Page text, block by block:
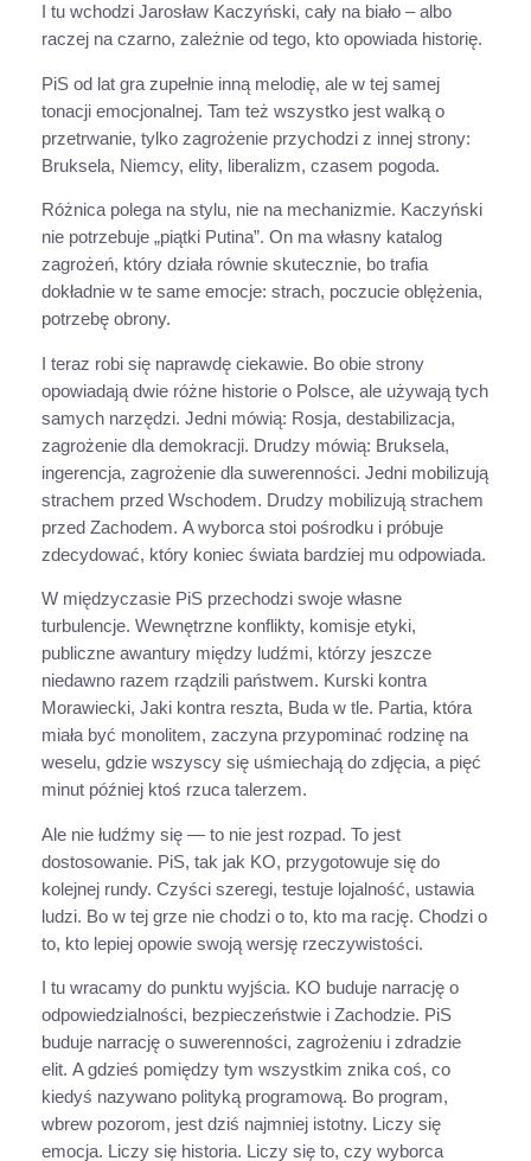
I tu wchodzi Jarosław Kaczyński, cały na biało – albo
raczej na czarno, zależnie od tego, kto opowiada historię.
PiS od lat gra zupełnie inną melodię, ale w tej samej
tonacji emocjonalnej. Tam też wszystko jest walką o
przetrwanie, tylko zagrożenie przychodzi z innej strony:
Bruksela, Niemcy, elity, liberalizm, czasem pogoda.
Różnica polega na stylu, nie na mechanizmie. Kaczyński
nie potrzebuje „piątki Putina”. On ma własny katalog
zagrożeń, który działa równie skutecznie, bo trafia
dokładnie w te same emocje: strach, poczucie oblężenia,
potrzebę obrony.
I teraz robi się naprawdę ciekawie. Bo obie strony
opowiadają dwie różne historie o Polsce, ale używają tych
samych narzędzi. Jedni mówią: Rosja, destabilizacja,
zagrożenie dla demokracji. Drudzy mówią: Bruksela,
ingerencja, zagrożenie dla suwerenności. Jedni mobilizują
strachem przed Wschodem. Drudzy mobilizują strachem
przed Zachodem. A wyborca stoi pośrodku i próbuje
zdecydować, który koniec świata bardziej mu odpowiada.
W międzyczasie PiS przechodzi swoje własne
turbulencje. Wewnętrzne konflikty, komisje etyki,
publiczne awantury między ludźmi, którzy jeszcze
niedawno razem rządzili państwem. Kurski kontra
Morawiecki, Jaki kontra reszta, Buda w tle. Partia, która
miała być monolitem, zaczyna przypominać rodzinę na
weselu, gdzie wszyscy się uśmiechają do zdjęcia, a pięć
minut później ktoś rzuca talerzem.
Ale nie łudźmy się — to nie jest rozpad. To jest
dostosowanie. PiS, tak jak KO, przygotowuje się do
kolejnej rundy. Czyści szeregi, testuje lojalność, ustawia
ludzi. Bo w tej grze nie chodzi o to, kto ma rację. Chodzi o
to, kto lepiej opowie swoją wersję rzeczywistości.
I tu wracamy do punktu wyjścia. KO buduje narrację o
odpowiedzialności, bezpieczeństwie i Zachodzie. PiS
buduje narrację o suwerenności, zagrożeniu i zdradzie
elit. A gdzieś pomiędzy tym wszystkim znika coś, co
kiedyś nazywano polityką programową. Bo program,
wbrew pozorom, jest dziś najmniej istotny. Liczy się
emocja. Liczy się historia. Liczy się to, czy wyborca